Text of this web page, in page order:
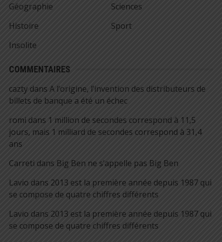
Géographie
Histoire
Insolite
Sciences
Sport
COMMENTAIRES
caztydans A l’origine, l’invention des distributeurs de
billets de banque a été un échec
romi dans 1 million de secondes correspond à 11,5
jours, mais 1 milliard de secondes correspond à 31,4
ans
Carreti dans Big Ben ne s’appelle pas Big Ben
Lavio dans 2013 est la première année depuis 1987 qui
se compose de quatre chiffres différents
Lavio dans 2013 est la première année depuis 1987 qui
se compose de quatre chiffres différents